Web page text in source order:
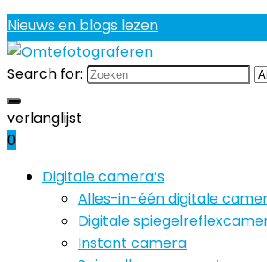
Nieuws en blogs lezen
Search for:
verlanglijst
0
Digitale camera’s
Alles-in-één digitale
Digitale
Instant camera